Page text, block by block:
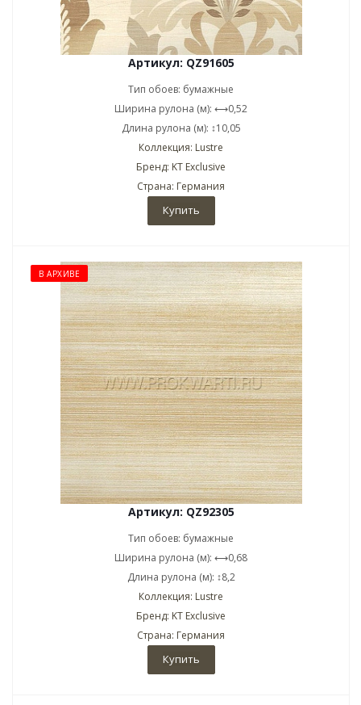
Артикул: QZ91605
Тип обоев: бумажные
Ширина рулона (м): ⟷0,52
Длина рулона (м): ↕10,05
Коллекция: Lustre
Бренд: KT Exclusive
Страна: Германия
Купить
В АРХИВЕ
Артикул: QZ92305
Тип обоев: бумажные
Ширина рулона (м): ⟷0,68
Длина рулона (м): ↕8,2
Коллекция: Lustre
Бренд: KT Exclusive
Страна: Германия
Купить